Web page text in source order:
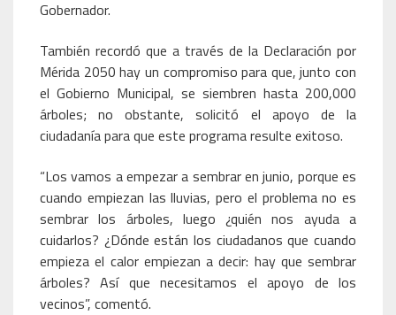
Gobernador.
También recordó que a través de la Declaración por
Mérida 2050 hay un compromiso para que, junto con
el Gobierno Municipal, se siembren hasta 200,000
árboles; no obstante, solicitó el apoyo de la
ciudadanía para que este programa resulte exitoso.
“Los vamos a empezar a sembrar en junio, porque es
cuando empiezan las lluvias, pero el problema no es
sembrar los árboles, luego ¿quién nos ayuda a
cuidarlos? ¿Dónde están los ciudadanos que cuando
empieza el calor empiezan a decir: hay que sembrar
árboles? Así que necesitamos el apoyo de los
vecinos”, comentó.